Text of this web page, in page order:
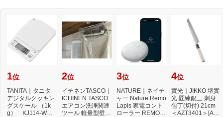
1位
TANITA｜タニタ
デジタルクッキン
グスケール （1k
g） KJ114-WH
2位
イチネンTASCO｜
ICHINEN TASCO
エアコン洗浄関連
ツール 軽量型壁掛
3位
NATURE｜ネイチ
ャー Nature Remo
Lapis 家電コント
ローラー REMO-2
4位
實光｜JIKKO 堺實
光 匠練銀三 刺身
包丁(切付) 21cm
＜AZT3401＞[AZT